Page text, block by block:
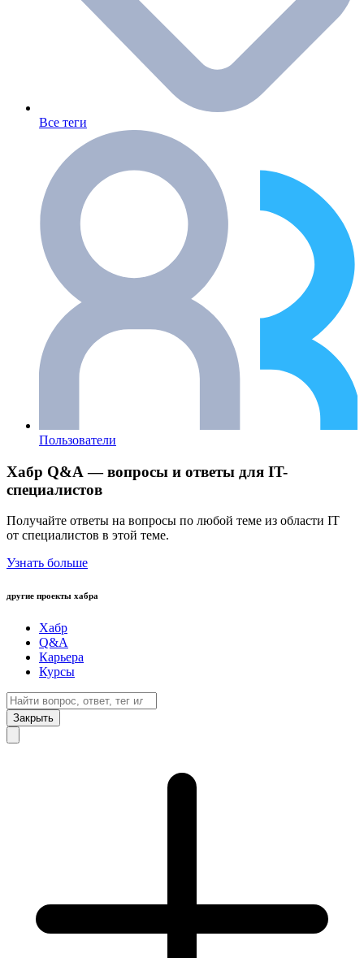
Все теги
Пользователи
Хабр Q&A — вопросы и ответы для IT-
специалистов
Получайте ответы на вопросы по любой теме из области IT
от специалистов в этой теме.
Узнать больше
другие проекты хабра
Хабр
Q&A
Карьера
Курсы
Закрыть